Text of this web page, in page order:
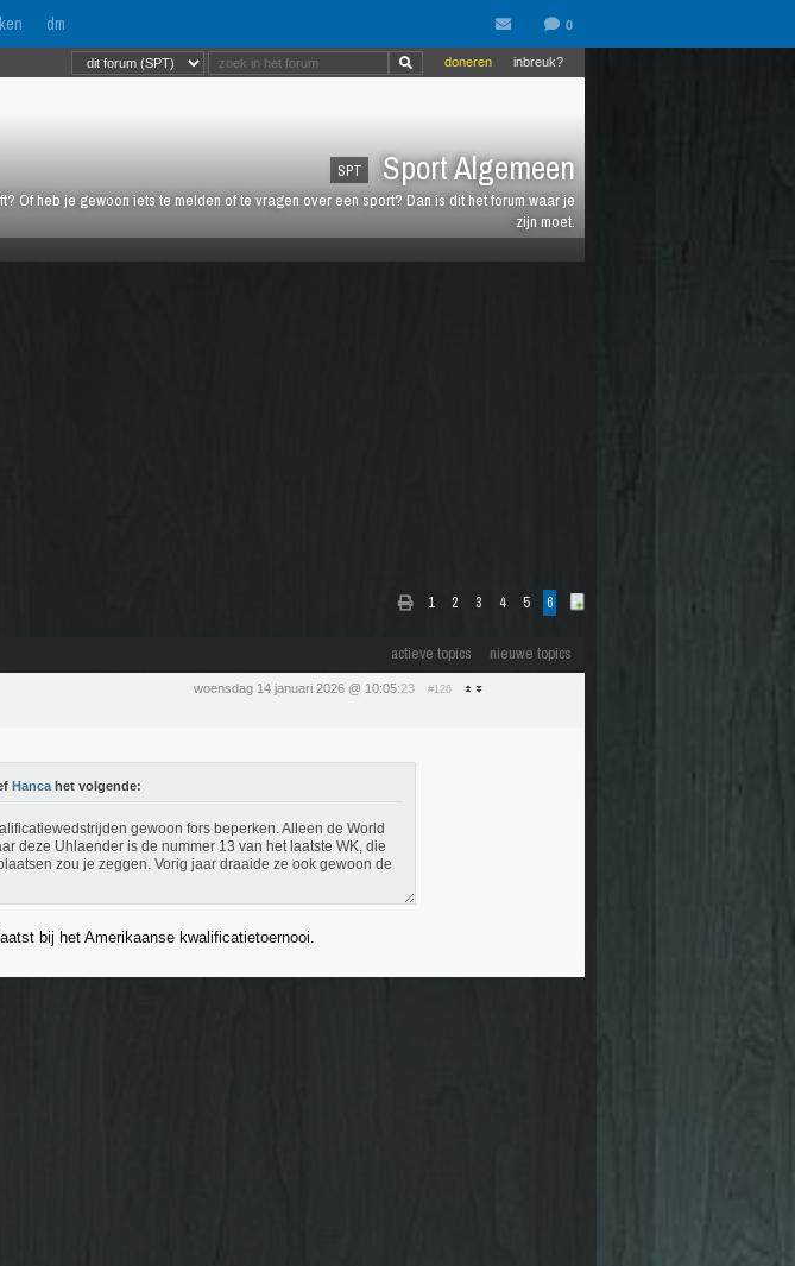
dm
SPT Sport Algemeen
Of heb je gewoon iets te melden of te vragen over een sport? Dan is dit het forum waar je
zijn moet.
inbreuk?
doneren
1 2 3 4 5 6
actieve topics nieuwe topics
woensdag 14 januari 2026 @ 10:05:23 #126
Hanca het volgende:
gewoon fors beperken. Alleen de World
deze Uhlaender is de nummer 13 van het laatste WK, die
zou je zeggen. Vorig jaar draaide ze ook gewoon de
bij het Amerikaanse kwalificatietoernooi.